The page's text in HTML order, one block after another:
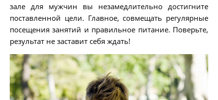
зале для мужчин вы незамедлительно достигните
поставленной цели. Главное, совмещать регулярные
посещения занятий и правильное питание. Поверьте,
результат не заставит себя ждать!